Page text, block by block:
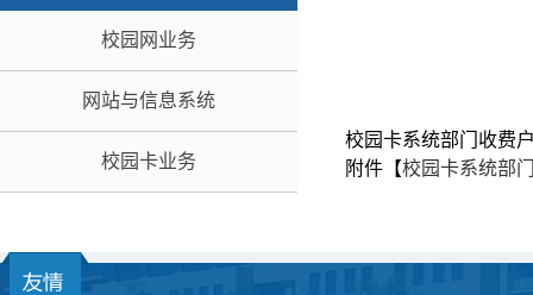
校园网业务
网站与信息系统
校园卡业务
校园卡系统部门收费
附件【校园卡系统部